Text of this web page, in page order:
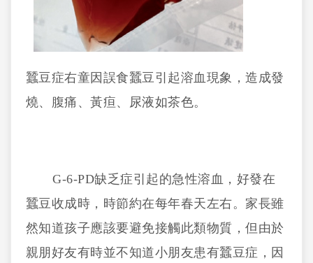
蠶豆症右童因誤食蠶豆引起溶血現象，造成發
燒、腹痛、黃疸、尿液如茶色。
G-6-PD缺乏症引起的急性溶血，好發在
蠶豆收成時，時節約在每年春天左右。家長雖
然知道孩子應該要避免接觸此類物質，但由於
親朋好友有時並不知道小朋友患有蠶豆症，因